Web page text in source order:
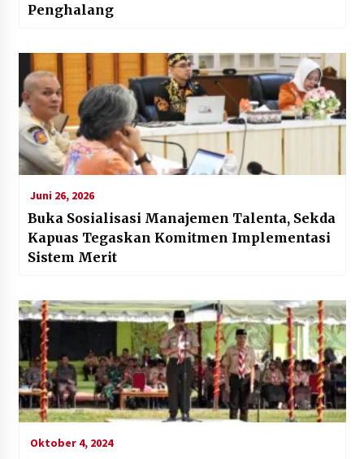
Penghalang
Juni 26, 2026
Buka Sosialisasi Manajemen Talenta, Sekda
Kapuas Tegaskan Komitmen Implementasi
Sistem Merit
Oktober 4, 2024